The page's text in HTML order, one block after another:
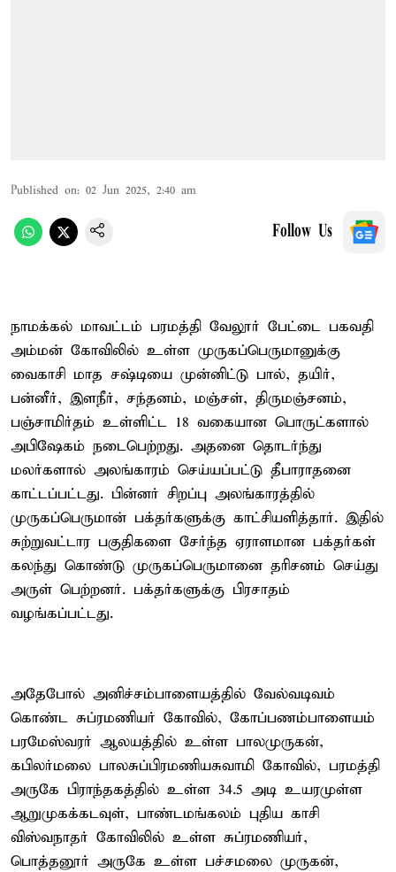
Published on: 02 Jun 2025, 2:40 am
Follow Us
நாமக்கல் மாவட்டம் பரமத்தி வேலூர் பேட்டை பகவதி
அம்மன் கோவிலில் உள்ள முருகப்பெருமானுக்கு
வைகாசி மாத சஷ்டியை முன்னிட்டு பால், தயிர்,
பன்னீர், இளநீர், சந்தனம், மஞ்சள், திருமஞ்சனம்,
பஞ்சாமிர்தம் உள்ளிட்ட 18 வகையான பொருட்களால்
அபிஷேகம் நடைபெற்றது. அதனை தொடர்ந்து
மலர்களால் அலங்காரம் செய்யப்பட்டு தீபாராதனை
காட்டப்பட்டது. பின்னர் சிறப்பு அலங்காரத்தில்
முருகப்பெருமான் பக்தர்களுக்கு காட்சியளித்தார். இதில்
சுற்றுவட்டார பகுதிகளை சேர்ந்த ஏராளமான பக்தர்கள்
கலந்து கொண்டு முருகப்பெருமானை தரிசனம் செய்து
அருள் பெற்றனர். பக்தர்களுக்கு பிரசாதம்
வழங்கப்பட்டது.
அதேபோல் அனிச்சம்பாளையத்தில் வேல்வடிவம்
கொண்ட சுப்ரமணியர் கோவில், கோப்பணம்பாளையம்
பரமேஸ்வரர் ஆலயத்தில் உள்ள பாலமுருகன்,
கபிலர்மலை பாலசுப்பிரமணியசுவாமி கோவில், பரமத்தி
அருகே பிராந்தகத்தில் உள்ள 34.5 அடி உயரமுள்ள
ஆறுமுகக்கடவுள், பாண்டமங்கலம் புதிய காசி
விஸ்வநாதர் கோவிலில் உள்ள சுப்ரமணியர்,
பொத்தனூர் அருகே உள்ள பச்சமலை முருகன்,